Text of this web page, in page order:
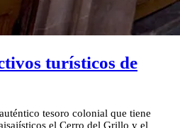
turísticos de
tesoro colonial que tiene
el Cerro del Grillo y el